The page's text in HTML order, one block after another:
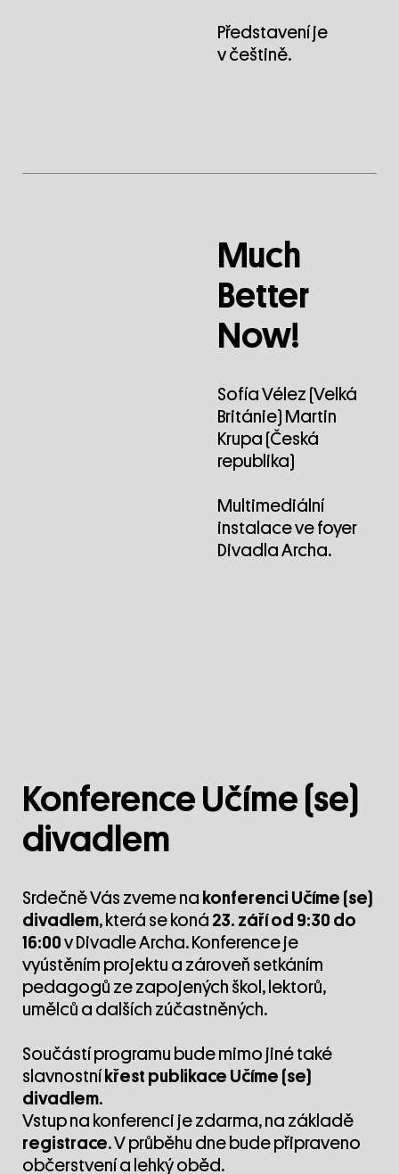
Představení je
v češtině.
Much
Better
Now!
Sofía Vélez (Velká
Británie) Martin
Krupa (Česká
republika)
Multimediální
instalace ve foyer
Divadla Archa.
Konference Učíme (se)
divadlem
Srdečně Vás zveme na konferenci Učíme (se)
divadlem, která se koná 23. září od 9:30 do
16:00v Divadle Archa. Konference je
vyústěním projektu a zároveň setkáním
pedagogů ze zapojených škol, lektorů,
umělců a dalších zúčastněných.
Součástí programu bude mimo jiné také
slavnostní křest publikace Učíme (se)
divadlem.
Vstup na konferenci je zdarma, na základě
registrace. V průběhu dne bude připraveno
občerstvení a lehký oběd.